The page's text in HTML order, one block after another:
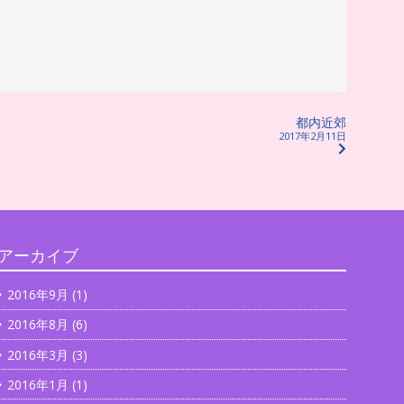
都内近郊
2017年2月11日
ーカイブ
2016年9月 (1)
2016年8月 (6)
2016年3月 (3)
2016年1月 (1)